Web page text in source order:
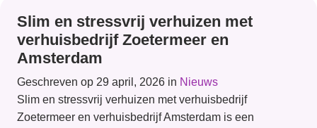
Slim en stressvrij verhuizen met
verhuisbedrijf Zoetermeer en
Amsterdam
Geschreven op 29 april, 2026 in Nieuws
Slim en stressvrij verhuizen met verhuisbedrijf
Zoetermeer en verhuisbedrijf Amsterdam is een